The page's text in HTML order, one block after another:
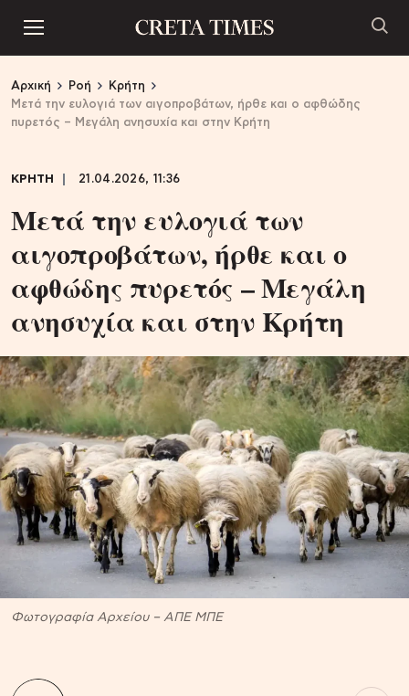
Αρχική Ροή
Κρήτη
Μετά την ευλογιά των αιγοπροβάτων, ήρθε και ο αφθώδης
πυρετός – Μεγάλη ανησυχία και στην Κρήτη
ΚΡΗΤΗ 21.04.2026, 11:36
Μετά την ευλογιά των
αιγοπροβάτων, ήρθε και ο
αφθώδης πυρετός – Μεγάλη
ανησυχία και στην Κρήτη
Φωτογραφία Αρχείου – ΑΠΕ ΜΠΕ